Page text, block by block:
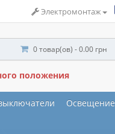
Электромонтаж
0 товар(ов) - 0.00 грн
положения
Освещение